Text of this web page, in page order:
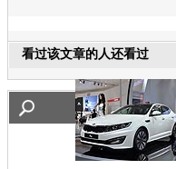
看过该文章的人还看过